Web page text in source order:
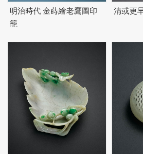
明治時代 金蒔繪老鷹圖印
籠
清或更